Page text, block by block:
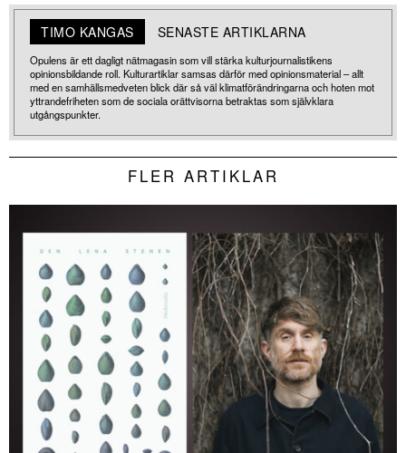
TIMO KANGAS SENASTE ARTIKLARNA
Opulens är ett dagligt nätmagasin som vill stärka kulturjournalistikens
opinionsbildande roll. Kulturartiklar samsas därför med opinionsmaterial – allt
med en samhällsmedveten blick där så väl klimatförändringarna och hoten mot
yttrandefriheten som de sociala orättvisorna betraktas som självklara
utgångspunkter.
FLER ARTIKLAR